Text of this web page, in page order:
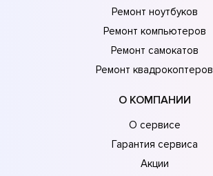
Ремонт ноутбуков
Ремонт компьютеров
Ремонт самокатов
Ремонт квадрокоптеров
О КОМПАНИИ
О сервисе
Гарантия сервиса
Акции